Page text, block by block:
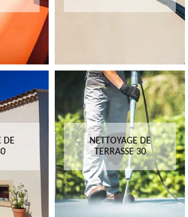
DE
NETTOYAGE DE
TERRASSE 30